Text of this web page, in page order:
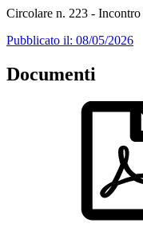
Circolare n. 223 -
Pubblicato il: 08/05/2026
Documenti